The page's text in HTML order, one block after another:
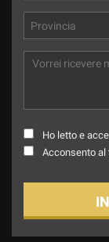
Ho letto e
Acconsento al